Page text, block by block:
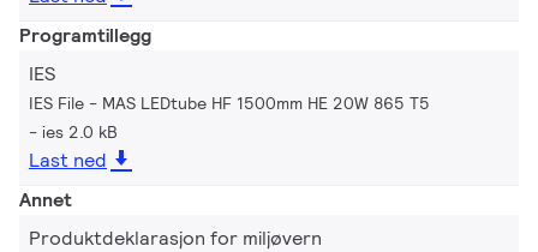
Programtillegg
IES
IES File - MAS LEDtube HF 1500mm HE 20W 865 T5
ies 2.0 kB
Last ned
Annet
Produktdeklarasjon for miljøvern